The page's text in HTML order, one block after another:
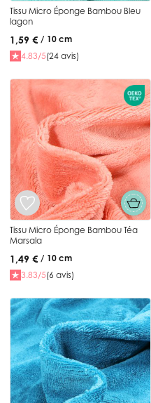
Tissu Micro Éponge Bambou Bleu
lagon
1,59 € / 10 cm
4.83/5(24 avis)
Tissu Micro Éponge Bambou Téa
Marsala
1,49 € / 10 cm
3.83/5(6 avis)